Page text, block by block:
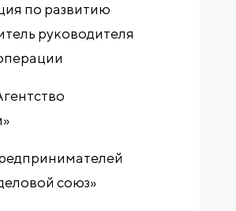
по развитию
руководителя
союз»